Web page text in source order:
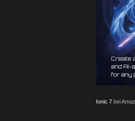
Ionic 7 bei